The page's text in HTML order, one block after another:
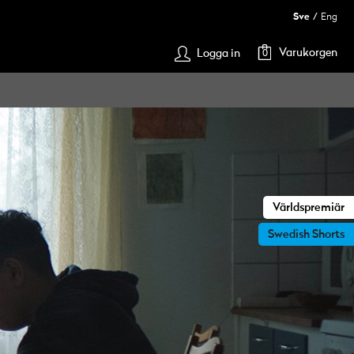
Sve Eng
Logga in 0 Varukorgen
Världspremiär
Swedish Shorts